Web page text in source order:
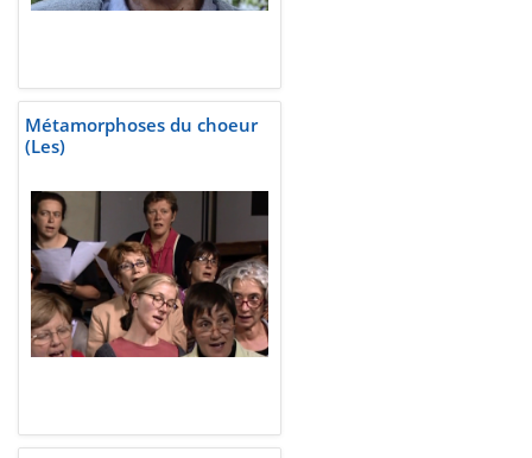
Métamorphoses du choeur
(Les)